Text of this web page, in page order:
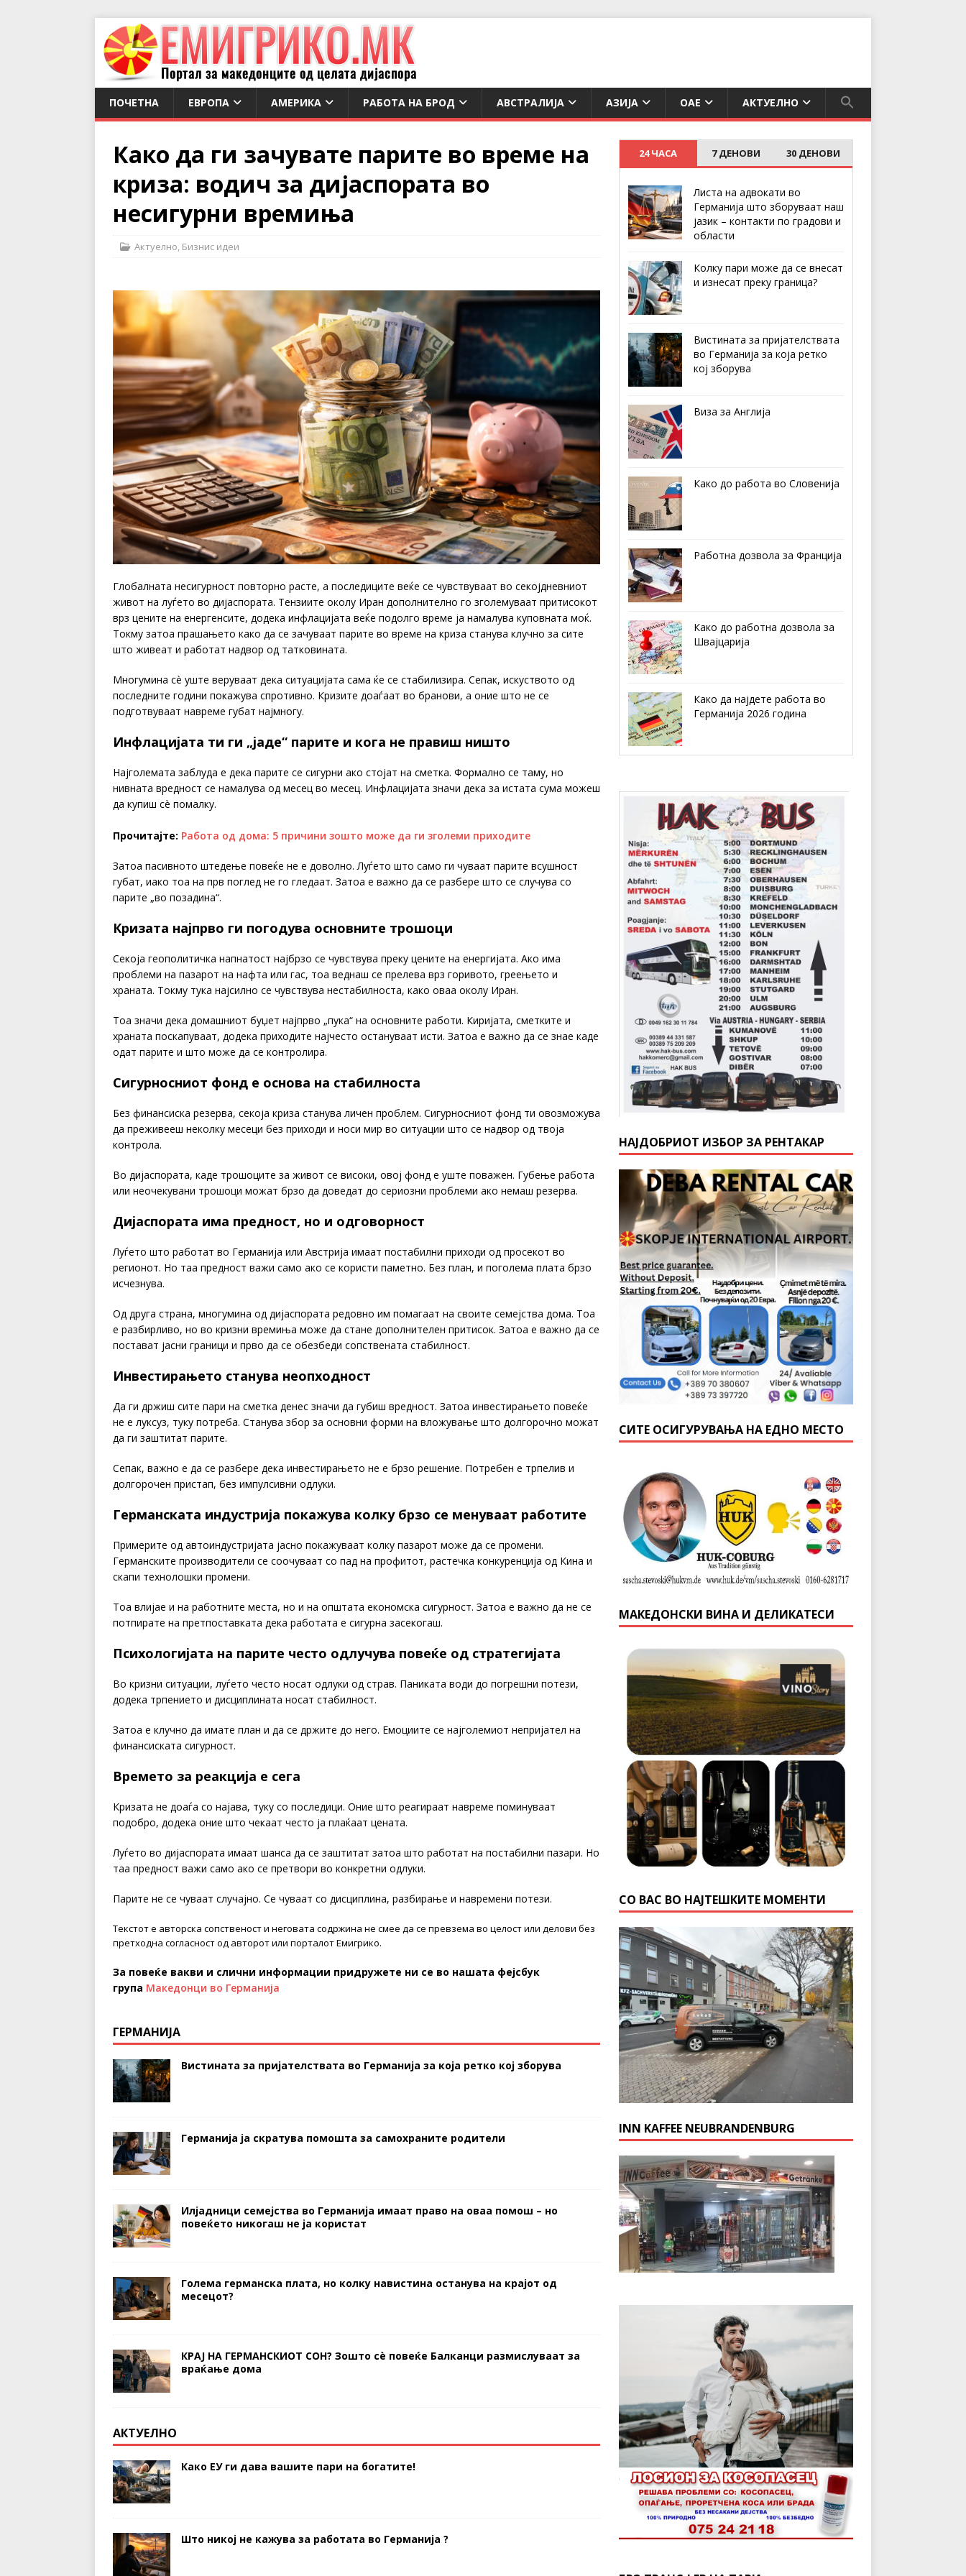
ПОЧЕТНА ЕВРОПА АМЕРИКА РАБОТА НА БРОД АВСТРАЛИЈА АЗИЈА ОАЕ АКТУЕЛНО
Како да ги зачувате парите во време на
криза: водич за дијаспората во
несигурни времиња
Актуелно, Бизнис идеи
Глобалната несигурност повторно расте, а последиците веќе се чувствуваат во секојдневниот
живот на луѓето во дијаспората. Тензиите околу Иран дополнително го зголемуваат притисокот
врз цените на енергенсите, додека инфлацијата веќе подолго време ја намалува куповната моќ.
Токму затоа прашањето како да се зачуваат парите во време на криза станува клучно за сите
што живеат и работат надвор од татковината.
Многумина сè уште веруваат дека ситуацијата сама ќе се стабилизира. Сепак, искуството од
последните години покажува спротивно. Кризите доаѓаат во бранови, а оние што не се
подготвуваат навреме губат најмногу.
Инфлацијата ти ги „јаде“ парите и кога не правиш ништо
Најголемата заблуда е дека парите се сигурни ако стојат на сметка. Формално се таму, но
нивната вредност се намалува од месец во месец. Инфлацијата значи дека за истата сума можеш
да купиш сè помалку.
Прочитајте: Работа од дома: 5 причини зошто може да ги зголеми приходите
Затоа пасивното штедење повеќе не е доволно. Луѓето што само ги чуваат парите всушност
губат, иако тоа на прв поглед не го гледаат. Затоа е важно да се разбере што се случува со
парите „во позадина“.
Кризата најпрво ги погодува основните трошоци
Секоја геополитичка напнатост најбрзо се чувствува преку цените на енергијата. Ако има
проблеми на пазарот на нафта или гас, тоа веднаш се прелева врз горивото, греењето и
храната. Токму тука најсилно се чувствува нестабилноста, како оваа околу Иран.
Тоа значи дека домашниот буџет најпрво „пука“ на основните работи. Киријата, сметките и
храната поскапуваат, додека приходите најчесто остануваат исти. Затоа е важно да се знае каде
одат парите и што може да се контролира.
Сигурносниот фонд е основа на стабилноста
Без финансиска резерва, секоја криза станува личен проблем. Сигурносниот фонд ти овозможува
да преживееш неколку месеци без приходи и носи мир во ситуации што се надвор од твоја
контрола.
Во дијаспората, каде трошоците за живот се високи, овој фонд е уште поважен. Губење работа
или неочекувани трошоци можат брзо да доведат до сериозни проблеми ако немаш резерва.
Дијаспората има предност, но и одговорност
Луѓето што работат во Германија или Австрија имаат постабилни приходи од просекот во
регионот. Но таа предност важи само ако се користи паметно. Без план, и поголема плата брзо
исчезнува.
Од друга страна, многумина од дијаспората редовно им помагаат на своите семејства дома. Тоа
е разбирливо, но во кризни времиња може да стане дополнителен притисок. Затоа е важно да се
постават јасни граници и прво да се обезбеди сопствената стабилност.
Инвестирањето станува неопходност
Да ги држиш сите пари на сметка денес значи да губиш вредност. Затоа инвестирањето повеќе
не е луксуз, туку потреба. Станува збор за основни форми на вложување што долгорочно можат
да ги заштитат парите.
Сепак, важно е да се разбере дека инвестирањето не е брзо решение. Потребен е трпелив и
долгорочен пристап, без импулсивни одлуки.
Германската индустрија покажува колку брзо се менуваат работите
Примерите од автоиндустријата јасно покажуваат колку пазарот може да се промени.
Германските производители се соочуваат со пад на профитот, растечка конкуренција од Кина и
скапи технолошки промени.
Тоа влијае и на работните места, но и на општата економска сигурност. Затоа е важно да не се
потпирате на претпоставката дека работата е сигурна засекогаш.
Психологијата на парите често одлучува повеќе од стратегијата
Во кризни ситуации, луѓето често носат одлуки од страв. Паниката води до погрешни потези,
додека трпението и дисциплината носат стабилност.
Затоа е клучно да имате план и да се држите до него. Емоциите се најголемиот непријател на
финансиската сигурност.
Времето за реакција е сега
Кризата не доаѓа со најава, туку со последици. Оние што реагираат навреме поминуваат
подобро, додека оние што чекаат често ја плаќаат цената.
Луѓето во дијаспората имаат шанса да се заштитат затоа што работат на постабилни пазари. Но
таа предност важи само ако се претвори во конкретни одлуки.
Парите не се чуваат случајно. Се чуваат со дисциплина, разбирање и навремени потези.
Текстот е авторска сопственост и неговата содржина не смее да се превзема во целост или делови без
претходна согласност од авторот или порталот Емигрико.
За повеќе вакви и слични информации придружете ни се во нашата фејсбук
група Македонци во Германија
ГЕРМАНИЈА
Вистината за пријателствата во Германија за која ретко кој зборува
Германија ја скратува помошта за самохраните родители
Илјадници семејства во Германија имаат право на оваа помош – но
повеќето никогаш не ја користат
Голема германска плата, но колку навистина останува на крајот од
месецот?
КРАЈ НА ГЕРМАНСКИОТ СОН? Зошто сè повеќе Балканци размислуваат за
враќање дома
АКТУЕЛНО
Како ЕУ ги дава вашите пари на богатите!
Што никој не кажува за работата во Германија ?
24 ЧАСА 7 ДЕНОВИ 30 ДЕНОВИ
Листа на адвокати во
Германија што зборуваат наш
јазик – контакти по градови и
области
Колку пари може да се внесат
и изнесат преку граница?
Вистината за пријателствата
во Германија за која ретко
кој зборува
Виза за Англија
Како до работа во Словенија
Работна дозвола за Франција
Како до работна дозвола за
Швајцарија
Како да најдете работа во
Германија 2026 година
НАЈДОБРИОТ ИЗБОР ЗА РЕНТАКАР
СИТЕ ОСИГУРУВАЊА НА ЕДНО МЕСТО
МАКЕДОНСКИ ВИНА И ДЕЛИКАТЕСИ
СО ВАС ВО НАЈТЕШКИТЕ МОМЕНТИ
INN KAFFEE NEUBRANDENBURG